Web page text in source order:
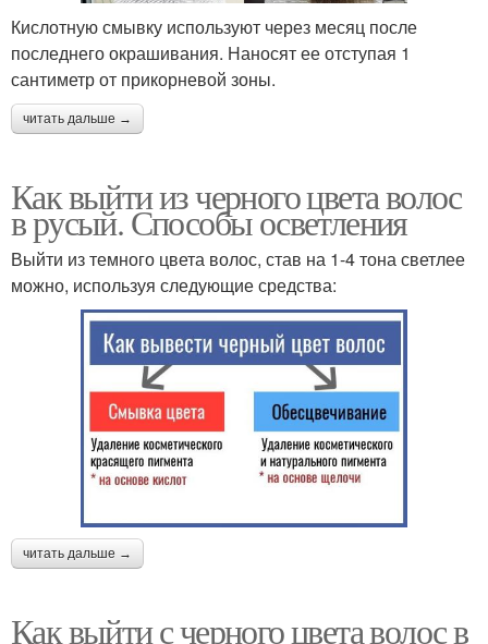
Кислотную смывку используют через месяц после
последнего окрашивания. Наносят ее отступая 1
сантиметр от прикорневой зоны.
читать дальше →
Как выйти из черного цвета волос
в русый. Способы осветления
Выйти из темного цвета волос, став на 1-4 тона светлее
можно, используя следующие средства:
читать дальше →
Как выйти с черного цвета волос в